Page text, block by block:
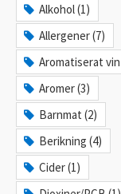
Alkohol (1)
Allergener (7)
Aromatiserat vin
Aromer (3)
Barnmat (2)
Berikning (4)
Cider (1)